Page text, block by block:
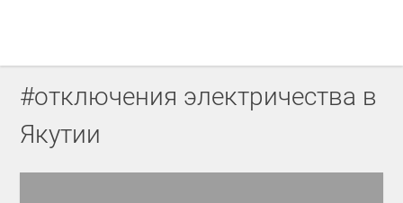
#отключения электричества в
Якутии